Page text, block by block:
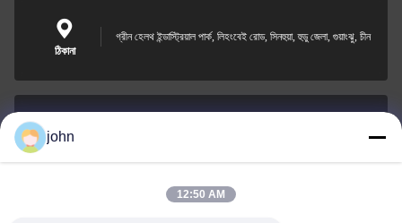
ঠিকানা
গ্রীন হেলথ ইন্ডাস্ট্রিয়াল পার্ক, লিহংবেই রোড, সিনহুয়া, হুডু জেলা, গুয়াংঝু, চীন
john
12:50 AM